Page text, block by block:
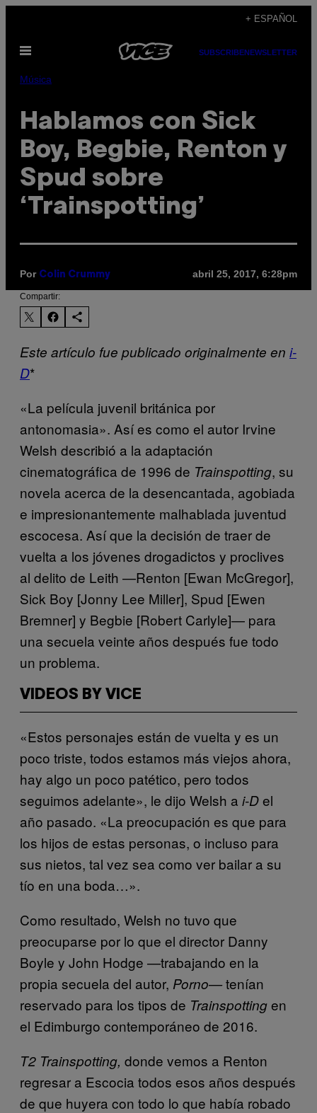
contenido
+ ESPAÑOL
Abrir
SUBSCRIBENEWSLETTER
Música
Hablamos con Sick
Boy, Begbie, Renton y
Spud sobre
‘Trainspotting’
Por Colin Crummy abril 25, 2017, 6:28pm
Compartir:
Este artículo fue publicado originalmente en i-
D*
«La película juvenil británica por
antonomasia». Así es como el autor Irvine
Welsh describió a la adaptación
cinematográfica de 1996 de Trainspotting, su
novela acerca de la desencantada, agobiada
e impresionantemente malhablada juventud
escocesa. Así que la decisión de traer de
vuelta a los jóvenes drogadictos y proclives
al delito de Leith —Renton [Ewan McGregor],
Sick Boy [Jonny Lee Miller], Spud [Ewen
Bremner] y Begbie [Robert Carlyle]— para
una secuela veinte años después fue todo
un problema.
VIDEOS BY VICE
«Estos personajes están de vuelta y es un
poco triste, todos estamos más viejos ahora,
hay algo un poco patético, pero todos
seguimos adelante», le dijo Welsh a i-Del
año pasado. «La preocupación es que para
los hijos de estas personas, o incluso para
sus nietos, tal vez sea como ver bailar a su
tío en una boda…».
Como resultado, Welsh no tuvo que
preocuparse por lo que el director Danny
Boyle y John Hodge —trabajando en la
propia secuela del autor, Porno—tenían
reservado para los tipos de Trainspottingen
el Edimburgo contemporáneo de 2016.
T2 Trainspotting, donde vemos a Renton
regresar a Escocia todos esos años después
de que huyera con todo lo que había robado